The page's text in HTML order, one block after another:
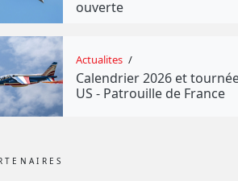
ouverte
Actualites /
Calendrier 2026 et
US - Patrouille de France